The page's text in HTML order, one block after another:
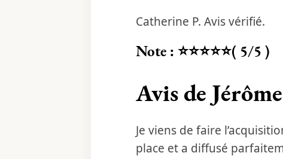
Catherine P. Avis vérifié.
Note : ⭐⭐⭐⭐⭐( 5/5 )
Avis de
Je viens de faire
place et a diffusé